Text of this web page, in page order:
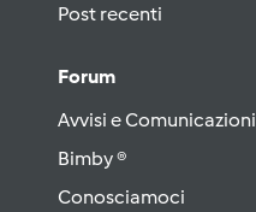
Post recenti
Forum
Avvisi e Comunicazioni
Bimby ®
Conosciamoci